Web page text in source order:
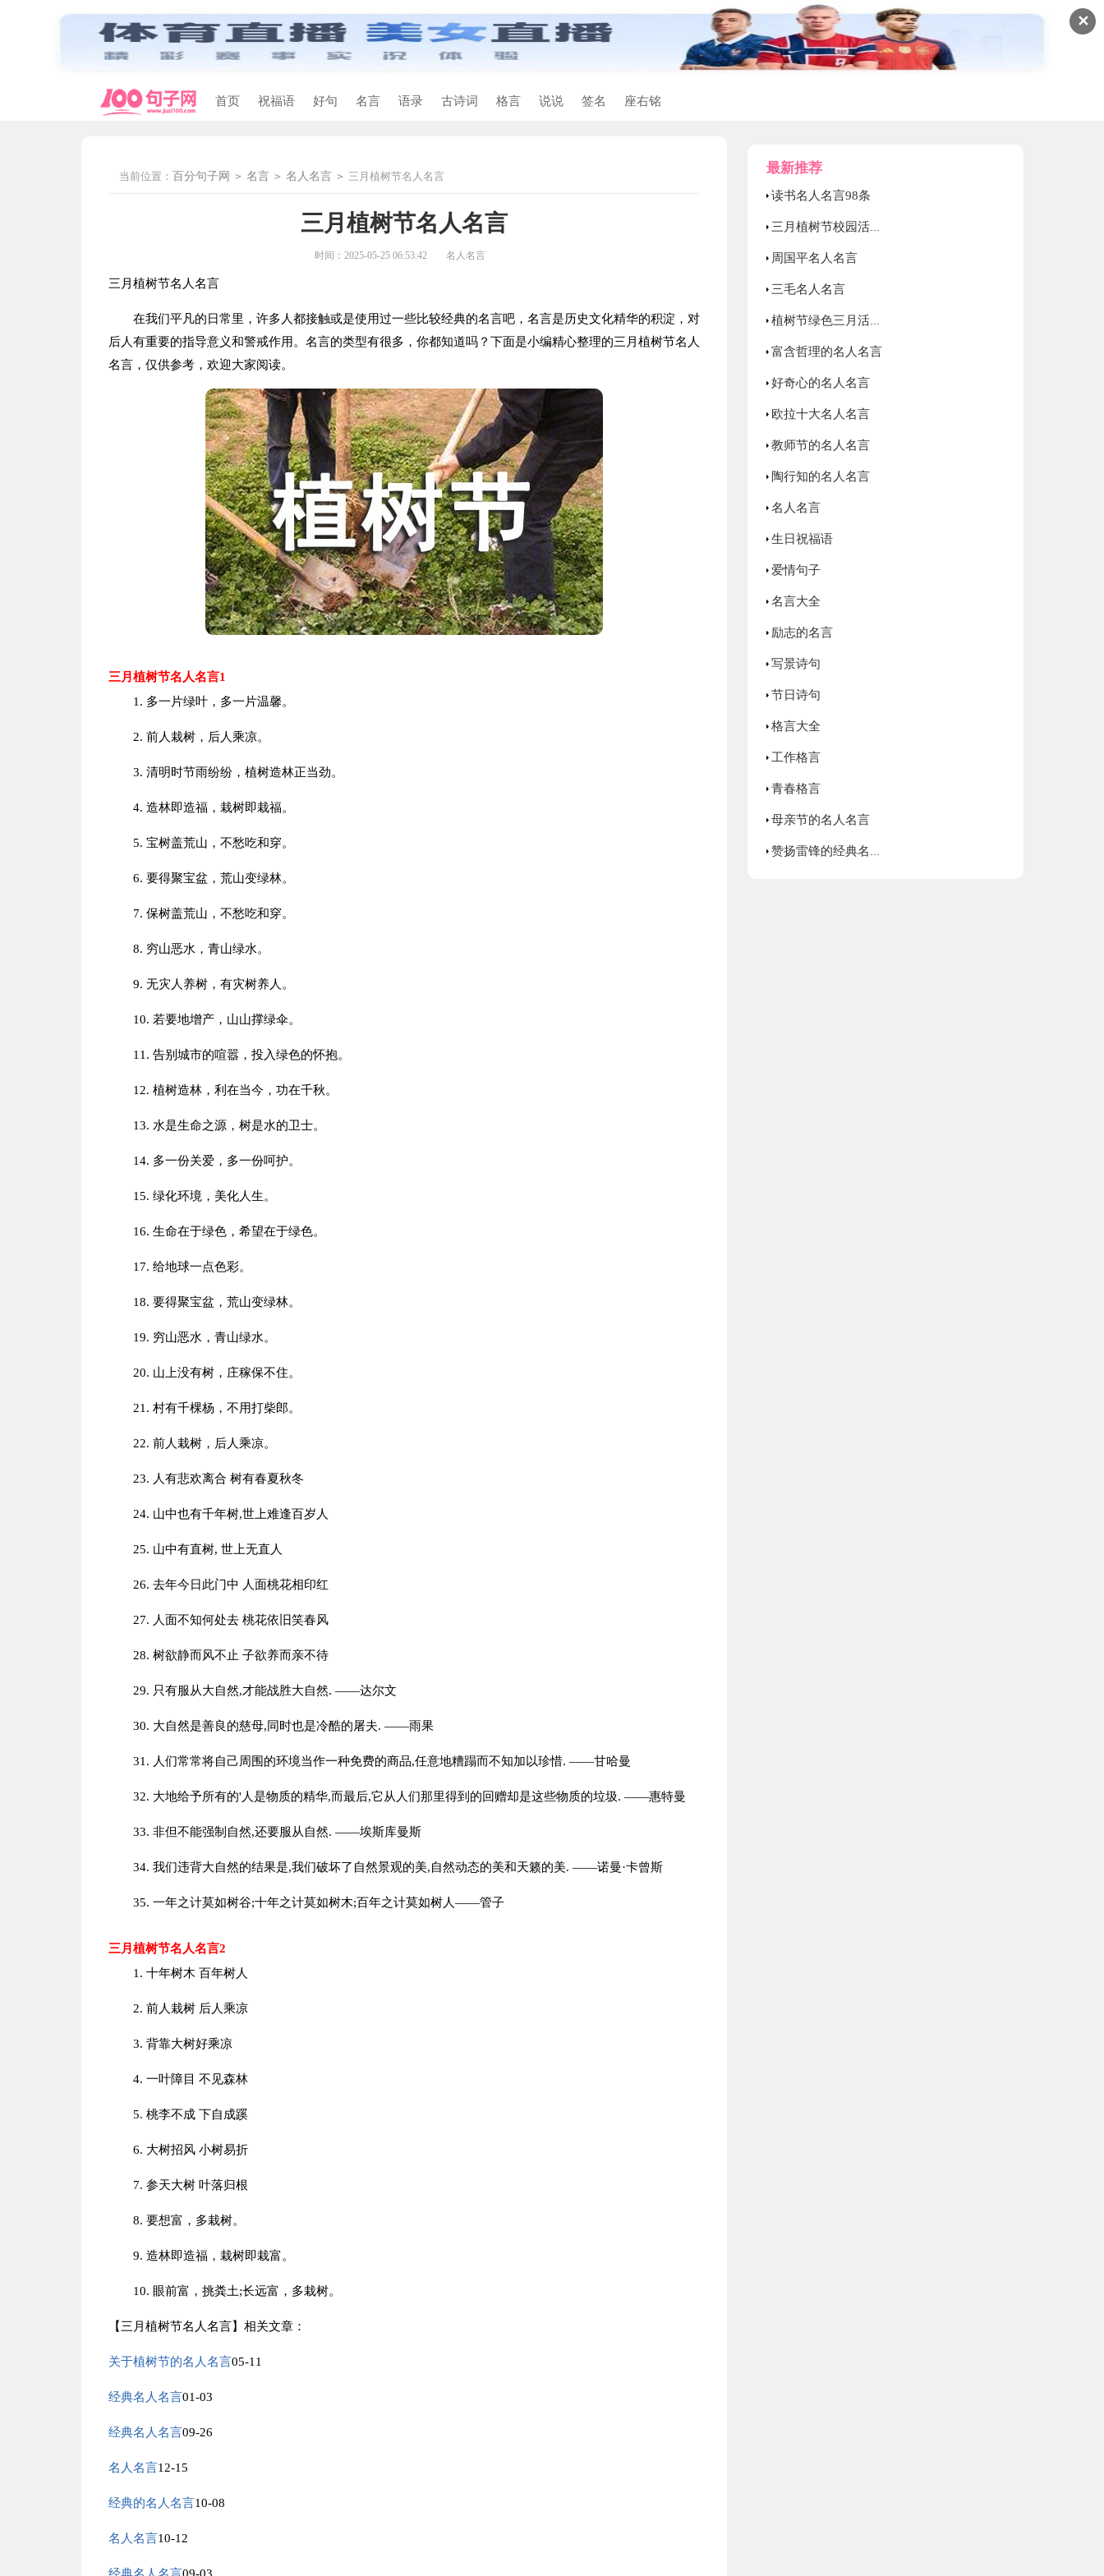
✕
首页 祝福语 好句 名言 语录 古诗词 格言 说说 签名 座右铭
当前位置： 百分句子网 > 名言 > 名人名言 > 三月植树节名人名言
三月植树节名人名言
时间：2025-05-25 06:53:42 名人名言
三月植树节名人名言
在我们平凡的日常里，许多人都接触或是使用过一些比较经典的名言吧，名言是历史文化精华的积淀，对
后人有重要的指导意义和警戒作用。名言的类型有很多，你都知道吗？下面是小编精心整理的三月植树节名人
名言，仅供参考，欢迎大家阅读。
三月植树节名人名言1
1. 多一片绿叶，多一片温馨。
2. 前人栽树，后人乘凉。
3. 清明时节雨纷纷，植树造林正当劲。
4. 造林即造福，栽树即栽福。
5. 宝树盖荒山，不愁吃和穿。
6. 要得聚宝盆，荒山变绿林。
7. 保树盖荒山，不愁吃和穿。
8. 穷山恶水，青山绿水。
9. 无灾人养树，有灾树养人。
10. 若要地增产，山山撑绿伞。
11. 告别城市的喧嚣，投入绿色的怀抱。
12. 植树造林，利在当今，功在千秋。
13. 水是生命之源，树是水的卫士。
14. 多一份关爱，多一份呵护。
15. 绿化环境，美化人生。
16. 生命在于绿色，希望在于绿色。
17. 给地球一点色彩。
18. 要得聚宝盆，荒山变绿林。
19. 穷山恶水，青山绿水。
20. 山上没有树，庄稼保不住。
21. 村有千棵杨，不用打柴郎。
22. 前人栽树，后人乘凉。
23. 人有悲欢离合 树有春夏秋冬
24. 山中也有千年树,世上难逢百岁人
25. 山中有直树, 世上无直人
26. 去年今日此门中 人面桃花相印红
27. 人面不知何处去 桃花依旧笑春风
28. 树欲静而风不止 子欲养而亲不待
29. 只有服从大自然,才能战胜大自然. ——达尔文
30. 大自然是善良的慈母,同时也是冷酷的屠夫. ——雨果
31. 人们常常将自己周围的环境当作一种免费的商品,任意地糟蹋而不知加以珍惜. ——甘哈曼
32. 大地给予所有的'人是物质的精华,而最后,它从人们那里得到的回赠却是这些物质的垃圾. ——惠特曼
33. 非但不能强制自然,还要服从自然. ——埃斯库曼斯
34. 我们违背大自然的结果是,我们破坏了自然景观的美,自然动态的美和天籁的美. ——诺曼·卡曾斯
35. 一年之计莫如树谷;十年之计莫如树木;百年之计莫如树人——管子
三月植树节名人名言2
1. 十年树木 百年树人
2. 前人栽树 后人乘凉
3. 背靠大树好乘凉
4. 一叶障目 不见森林
5. 桃李不成 下自成蹊
6. 大树招风 小树易折
7. 参天大树 叶落归根
8. 要想富，多栽树。
9. 造林即造福，栽树即栽富。
10. 眼前富，挑粪土;长远富，多栽树。
【三月植树节名人名言】相关文章：
关于植树节的名人名言05-11
经典名人名言01-03
经典名人名言09-26
名人名言12-15
经典的名人名言10-08
名人名言10-12
最新推荐
读书名人名言98条
三月植树节校园活动总结
周国平名人名言
三毛名人名言
植树节绿色三月活动方案
富含哲理的名人名言
好奇心的名人名言
欧拉十大名人名言
教师节的名人名言
陶行知的名人名言
名人名言
生日祝福语
爱情句子
名言大全
励志的名言
写景诗句
节日诗句
格言大全
工作格言
青春格言
母亲节的名人名言
赞扬雷锋的经典名人名言